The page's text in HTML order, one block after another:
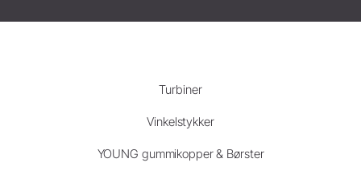
Turbiner
Vinkelstykker
YOUNG gummikopper & Børster